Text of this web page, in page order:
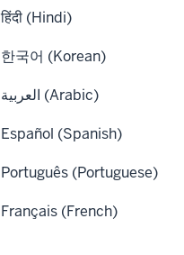
हिंदी (Hindi)
한국어 (Korean)
العربية (Arabic)
Español (Spanish)
Português (Portuguese)
Français (French)